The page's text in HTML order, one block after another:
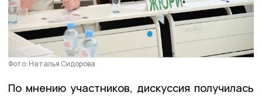
Фото: Наталья Сидорова
По мнению участников, дискуссия получилась